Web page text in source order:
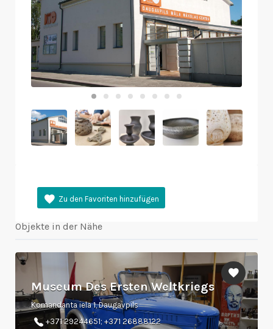
Objekte in der Nähe
Museum Des Ersten Weltkriegs
Komandanta iela 1, Daugavpils
+371 29244651; +371 26888122